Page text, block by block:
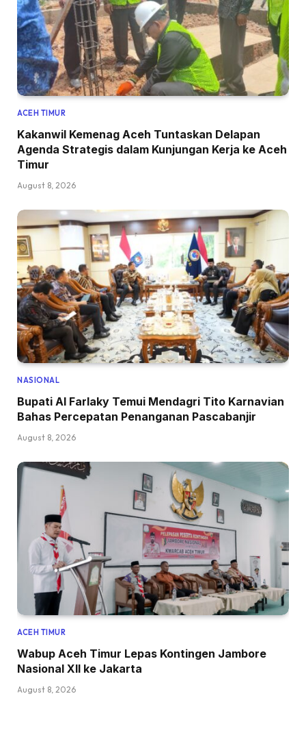
ACEH TIMUR
Kakanwil Kemenag Aceh Tuntaskan Delapan
Agenda Strategis dalam Kunjungan Kerja ke Aceh
Timur
August 8, 2026
NASIONAL
Bupati Al Farlaky Temui Mendagri Tito Karnavian
Bahas Percepatan Penanganan Pascabanjir
August 8, 2026
ACEH TIMUR
Wabup Aceh Timur Lepas Kontingen Jambore
Nasional XII ke Jakarta
August 8, 2026